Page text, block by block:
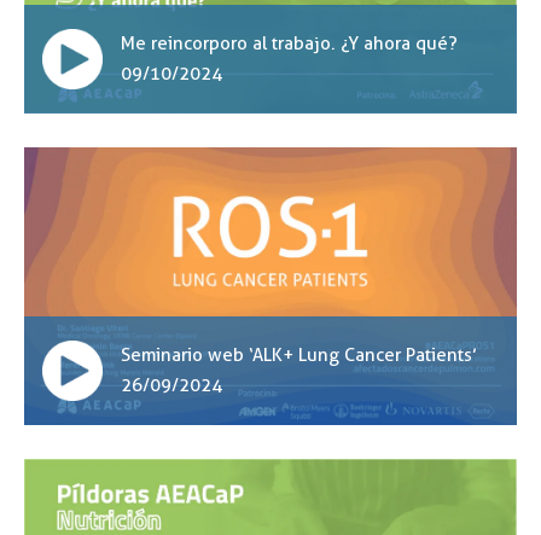
Me reincorporo al trabajo. ¿Y ahora qué?
09/10/2024
Seminario web ‘ALK+ Lung Cancer Patients’
26/09/2024